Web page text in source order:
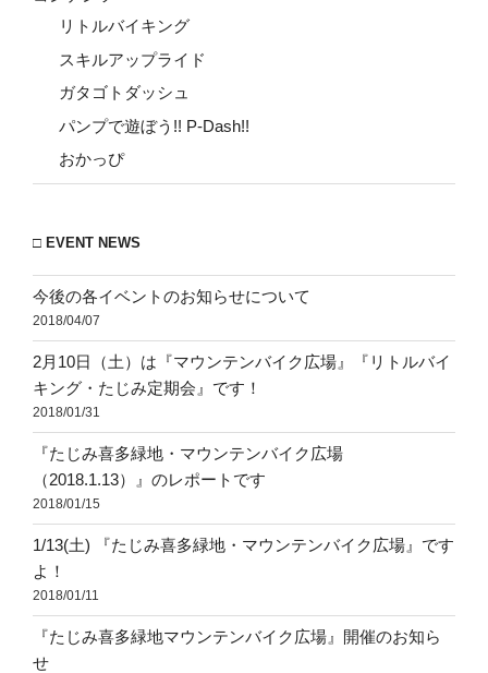
リトルバイキング
スキルアップライド
ガタゴトダッシュ
パンプで遊ぼう!! P-Dash!!
おかっぴ
□ EVENT NEWS
今後の各イベントのお知らせについて
2018/04/07
2月10日（土）は『マウンテンバイク広場』『リトルバイ
キング・たじみ定期会』です！
2018/01/31
『たじみ喜多緑地・マウンテンバイク広場
（2018.1.13）』のレポートです
2018/01/15
1/13(土) 『たじみ喜多緑地・マウンテンバイク広場』です
よ！
2018/01/11
『たじみ喜多緑地マウンテンバイク広場』開催のお知ら
せ